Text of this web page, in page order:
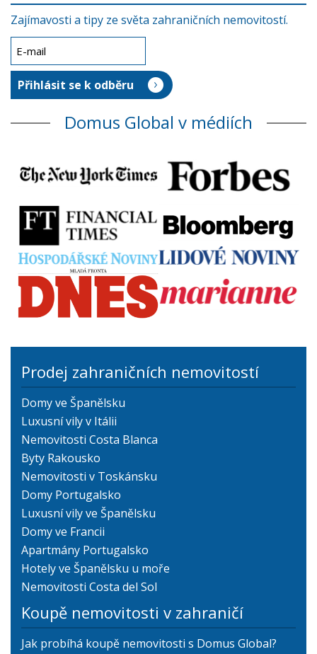
Zajímavosti a tipy ze světa zahraničních nemovitostí.
Domus Global v médiích
Prodej zahraničních nemovitostí
Domy ve Španělsku
Luxusní vily v Itálii
Nemovitosti Costa Blanca
Byty Rakousko
Nemovitosti v Toskánsku
Domy Portugalsko
Luxusní vily ve Španělsku
Domy ve Francii
Apartmány Portugalsko
Hotely ve Španělsku u moře
Nemovitosti Costa del Sol
Koupě nemovitosti v zahraničí
Jak probíhá koupě nemovitosti s Domus Global?